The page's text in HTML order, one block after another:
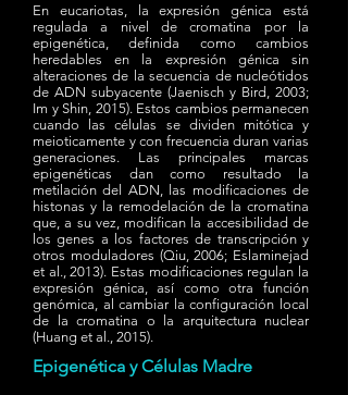
En eucariotas, la expresión génica está
regulada a nivel de cromatina por la
epigenética, definida como cambios
heredables en la expresión génica sin
alteraciones de la secuencia de nucleótidos
de ADN subyacente (Jaenisch y Bird, 2003;
Im y Shin, 2015). Estos cambios permanecen
cuando las células se dividen mitótica y
meioticamente y con frecuencia duran varias
generaciones. Las principales marcas
epigenéticas dan como resultado la
metilación del ADN, las modificaciones de
histonas y la remodelación de la cromatina
que, a su vez, modifican la accesibilidad de
los genes a los factores de transcripción y
otros moduladores (Qiu, 2006; Eslaminejad
et al., 2013). Estas modificaciones regulan la
expresión génica, así como otra función
genómica, al cambiar la configuración local
de la cromatina o la arquitectura nuclear
(Huang et al., 2015).
Epigenética y Células Madre